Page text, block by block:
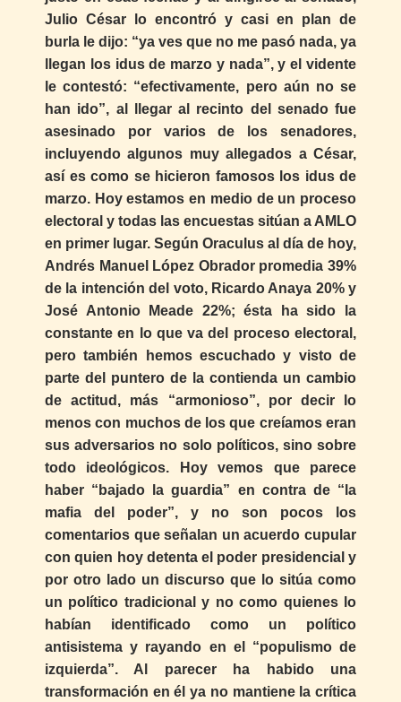
Julio César lo encontró y casi en plan de
burla le dijo: “ya ves que no me pasó nada, ya
llegan los idus de marzo y nada”, y el vidente
le contestó: “efectivamente, pero aún no se
han ido”, al llegar al recinto del senado fue
asesinado por varios de los senadores,
incluyendo algunos muy allegados a César,
así es como se hicieron famosos los idus de
marzo. Hoy estamos en medio de un proceso
electoral y todas las encuestas sitúan a AMLO
en primer lugar. Según Oraculus al día de hoy,
Andrés Manuel López Obrador promedia 39%
de la intención del voto, Ricardo Anaya 20% y
José Antonio Meade 22%; ésta ha sido la
constante en lo que va del proceso electoral,
pero también hemos escuchado y visto de
parte del puntero de la contienda un cambio
de actitud, más “armonioso”, por decir lo
menos con muchos de los que creíamos eran
sus adversarios no solo políticos, sino sobre
todo ideológicos. Hoy vemos que parece
haber “bajado la guardia” en contra de “la
mafia del poder”, y no son pocos los
comentarios que señalan un acuerdo cupular
con quien hoy detenta el poder presidencial y
por otro lado un discurso que lo sitúa como
un político tradicional y no como quienes lo
habían identificado como un político
antisistema y rayando en el “populismo de
izquierda”. Al parecer ha habido una
transformación en él ya no mantiene la crítica